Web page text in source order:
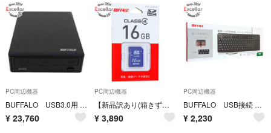
PC周辺機器
BUFFALO USB3.0用 外付けブルーレイドライブ BRXL-16U3 本体いたみ
¥ 23,760
PC周辺機器
【新品訳あり(箱きず・やぶれ)】 BUFFALO SDHCカード RSDC-S16GC4B 16GB/CLASS4
¥ 3,890
PC周辺機器
BUFFALO USB接続 有線スタンダードキーボード BSKBU110BK ブラック
¥ 2,230